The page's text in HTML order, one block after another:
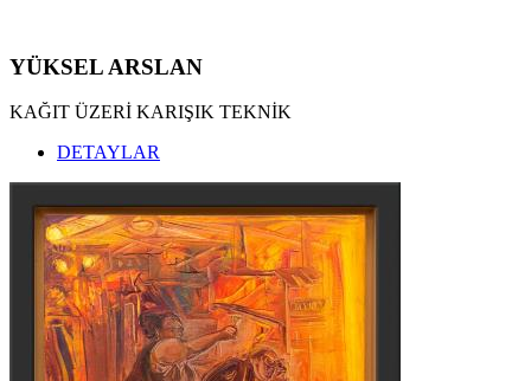
YÜKSEL ARSLAN
KAĞIT ÜZERİ KARIŞIK TEKNİK
DETAYLAR